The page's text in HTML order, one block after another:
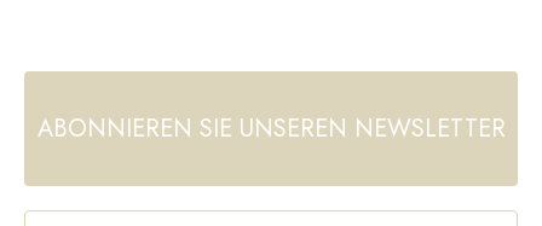
ABONNIEREN SIE UNSEREN NEWSLETTER